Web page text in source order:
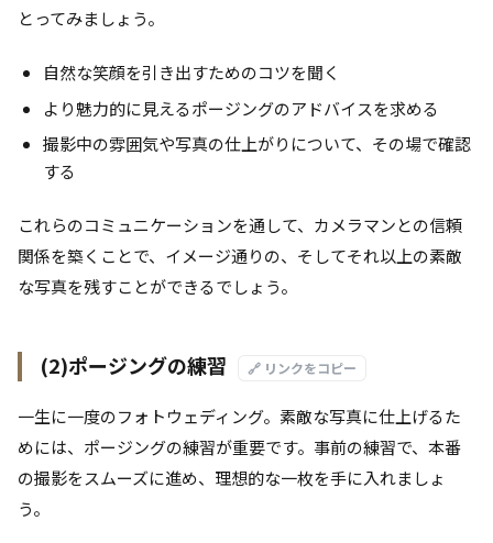
とってみましょう。
自然な笑顔を引き出すためのコツを聞く
より魅力的に見えるポージングのアドバイスを求める
撮影中の雰囲気や写真の仕上がりについて、その場で確認
する
これらのコミュニケーションを通して、カメラマンとの信頼
関係を築くことで、イメージ通りの、そしてそれ以上の素敵
な写真を残すことができるでしょう。
(2)ポージングの練習 🔗 リンクをコピー
一生に一度のフォトウェディング。素敵な写真に仕上げるた
めには、ポージングの練習が重要です。事前の練習で、本番
の撮影をスムーズに進め、理想的な一枚を手に入れましょ
う。